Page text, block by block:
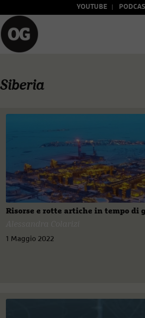
YOUTUBE
Siberia
Risorse e rotte artiche in tempo di
1 Maggio 2022